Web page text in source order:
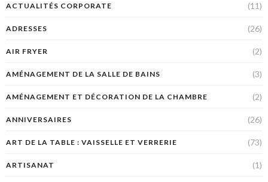
ACTUALITÉS CORPORATE (11)
ADRESSES (26)
AIR FRYER (2)
AMÉNAGEMENT DE LA SALLE DE BAINS (3)
AMÉNAGEMENT ET DÉCORATION DE LA CHAMBRE (2)
ANNIVERSAIRES (26)
ART DE LA TABLE : VAISSELLE ET VERRERIE (73)
ARTISANAT (1)